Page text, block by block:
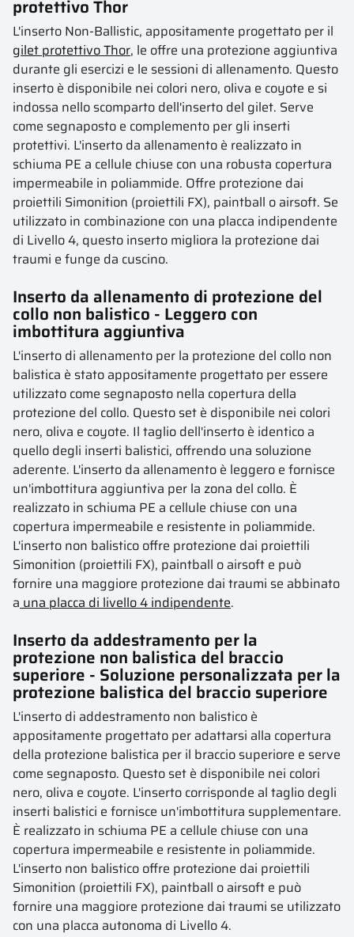
protettivo Thor
L'inserto Non-Ballistic, appositamente progettato per il
gilet protettivo Thor, le offre una protezione aggiuntiva
durante gli esercizi e le sessioni di allenamento. Questo
inserto è disponibile nei colori nero, oliva e coyote e si
indossa nello scomparto dell'inserto del gilet. Serve
come segnaposto e complemento per gli inserti
protettivi. L'inserto da allenamento è realizzato in
schiuma PE a cellule chiuse con una robusta copertura
impermeabile in poliammide. Offre protezione dai
proiettili Simonition (proiettili FX), paintball o airsoft. Se
utilizzato in combinazione con una placca indipendente
di Livello 4, questo inserto migliora la protezione dai
traumi e funge da cuscino.
Inserto da allenamento di protezione del
collo non balistico - Leggero con
imbottitura aggiuntiva
L'inserto di allenamento per la protezione del collo non
balistica è stato appositamente progettato per essere
utilizzato come segnaposto nella copertura della
protezione del collo. Questo set è disponibile nei colori
nero, oliva e coyote. Il taglio dell'inserto è identico a
quello degli inserti balistici, offrendo una soluzione
aderente. L'inserto da allenamento è leggero e fornisce
un'imbottitura aggiuntiva per la zona del collo. È
realizzato in schiuma PE a cellule chiuse con una
copertura impermeabile e resistente in poliammide.
L'inserto non balistico offre protezione dai proiettili
Simonition (proiettili FX), paintball o airsoft e può
fornire una maggiore protezione dai traumi se abbinato
auna placca di livello 4 indipendente.
Inserto da addestramento per la
protezione non balistica del braccio
superiore - Soluzione personalizzata per la
protezione balistica del braccio superiore
L'inserto di addestramento non balistico è
appositamente progettato per adattarsi alla copertura
della protezione balistica per il braccio superiore e serve
come segnaposto. Questo set è disponibile nei colori
nero, oliva e coyote. L'inserto corrisponde al taglio degli
inserti balistici e fornisce un'imbottitura supplementare.
È realizzato in schiuma PE a cellule chiuse con una
copertura impermeabile e resistente in poliammide.
L'inserto non balistico offre protezione dai proiettili
Simonition (proiettili FX), paintball o airsoft e può
fornire una maggiore protezione dai traumi se utilizzato
con una placca autonoma di Livello 4.